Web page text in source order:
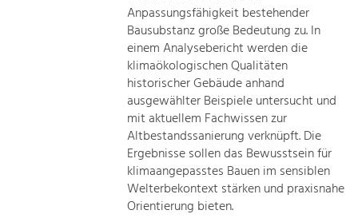
Anpassungsfähigkeit bestehender
Bausubstanz große Bedeutung zu. In
einem Analysebericht werden die
klimaökologischen Qualitäten
historischer Gebäude anhand
ausgewählter Beispiele untersucht und
mit aktuellem Fachwissen zur
Altbestandssanierung verknüpft. Die
Ergebnisse sollen das Bewusstsein für
klimaangepasstes Bauen im sensiblen
Welterbekontext stärken und praxisnahe
Orientierung bieten.